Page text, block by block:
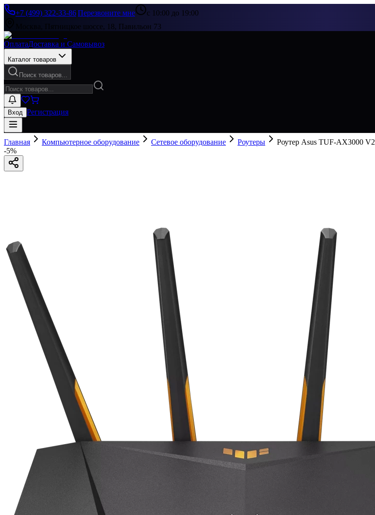
+7 (499) 322-33-86|Перезвоните мне
с 10:00 до 19:00
Москва, Пятницкое шоссе, 18, Павильон 73
ОплатаДоставка и Самовывоз
Каталог товаров
Поиск товаров...
Вход Регистрация
Главная Компьютерное оборудование Сетевое оборудование Роутеры
Роутер Asus TUF-AX3000 V2
-5%